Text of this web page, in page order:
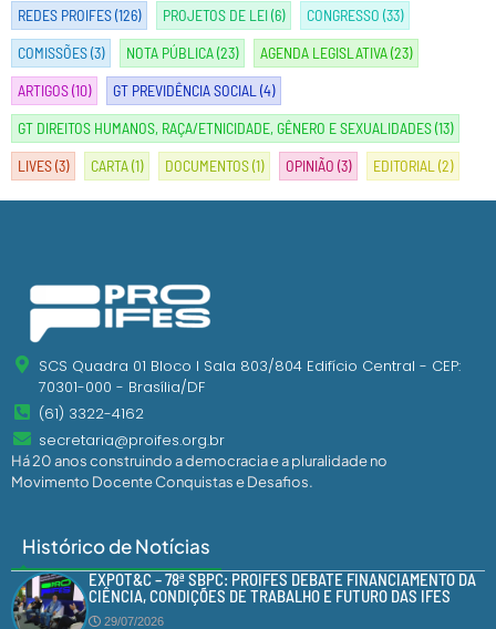
REDES PROIFES(126) PROJETOS DE LEI(6) CONGRESSO (33)
COMISSÕES(3) NOTA PÚBLICA(23) AGENDA LEGISLATIVA(23)
ARTIGOS(10) GT PREVIDÊNCIA SOCIAL(4)
GT DIREITOS HUMANOS, RAÇA/ETNICIDADE, GÊNERO E SEXUALIDADES(13)
LIVES(3) CARTA(1) DOCUMENTOS(1) OPINIÃO (3) EDITORIAL(2)
SCS Quadra 01 Bloco I Sala 803/804 Edifício Central - CEP:
70301-000 - Brasília/DF
(61) 3322-4162
secretaria@proifes.org.br
Há 20 anos construindo a democracia e a pluralidade no
Movimento Docente Conquistas e Desafios.
Histórico de Notícias
EXPOT&C – 78ª SBPC: PROIFES DEBATE FINANCIAMENTO DA
CIÊNCIA, CONDIÇÕES DE TRABALHO E FUTURO DAS IFES
29/07/2026